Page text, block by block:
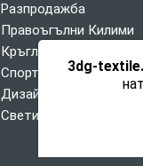
3dg-
Разпродажба
Правоъгълни Килими
Кръгли Килими
Спортни Екипи
Дизайнери
Свети Валентин